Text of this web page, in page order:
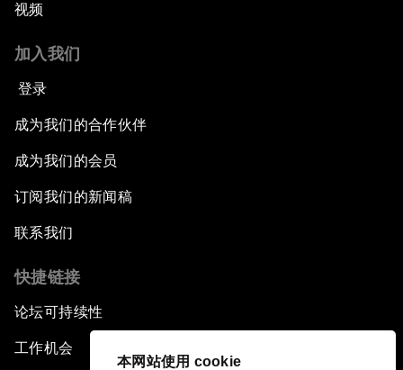
本网站使用 cookie
视频
加入我们
登录
成为我们的合作伙伴
成为我们的会员
订阅我们的新闻稿
联系我们
快捷链接
论坛可持续性
工作机会